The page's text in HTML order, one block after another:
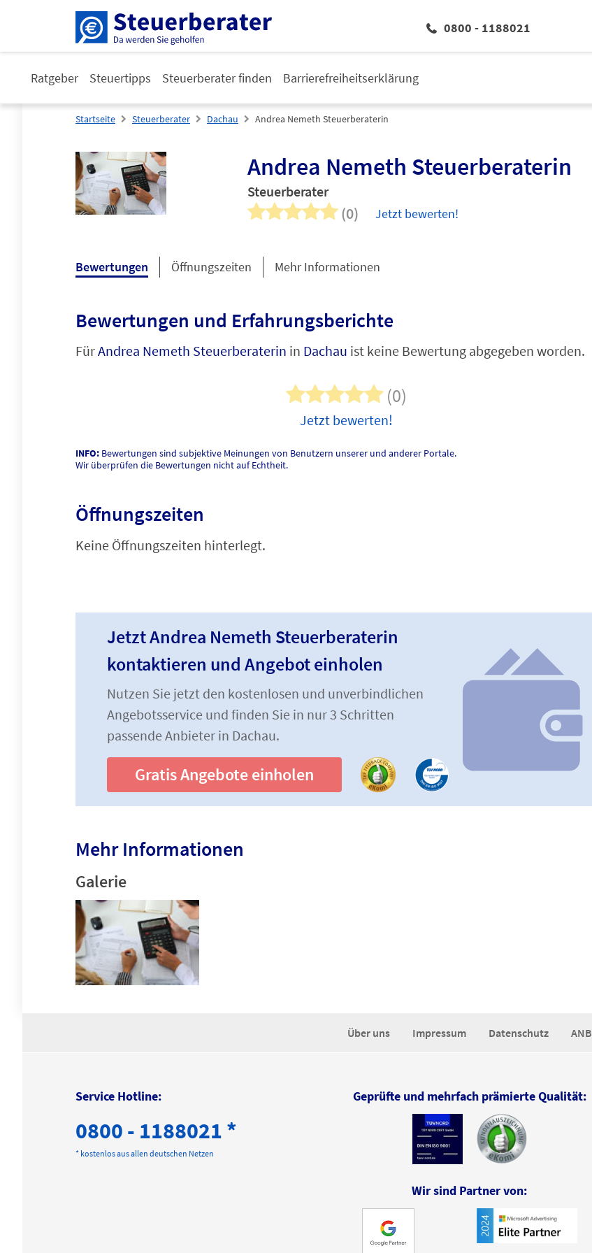
0800 - 1188021
Ratgeber Steuertipps Steuerberater finden Barrierefreiheitserklärung
Startseite Steuerberater Dachau Andrea Nemeth Steuerberaterin
Andrea Nemeth Steuerberaterin
Steuerberater
(0) Jetzt bewerten!
Bewertungen Öffnungszeiten Mehr Informationen
Bewertungen und Erfahrungsberichte
FürAndrea Nemeth Steuerberaterin in Dachau ist keine Bewertung abgegeben worden.
(0)
Jetzt bewerten!
INFO: Bewertungen sind subjektive Meinungen von Benutzern unserer und anderer Portale.
Wir überprüfen die Bewertungen nicht auf Echtheit.
Öffnungszeiten
Keine Öffnungszeiten hinterlegt.
Jetzt Andrea Nemeth Steuerberaterin
kontaktieren und Angebot einholen
Nutzen Sie jetzt den kostenlosen und unverbindlichen
Angebotsservice und finden Sie in nur 3 Schritten
passende Anbieter in Dachau.
Gratis Angebote einholen
Mehr Informationen
Galerie
Über uns Impressum Datenschutz ANB
Service Hotline:
0800 - 1188021 *
* kostenlos aus allen deutschen Netzen
Geprüfte und mehrfach prämierte Qualität:
Wir sind Partner von: